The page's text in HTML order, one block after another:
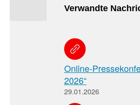
Verwandte
Online-
2026“
29.01.2026